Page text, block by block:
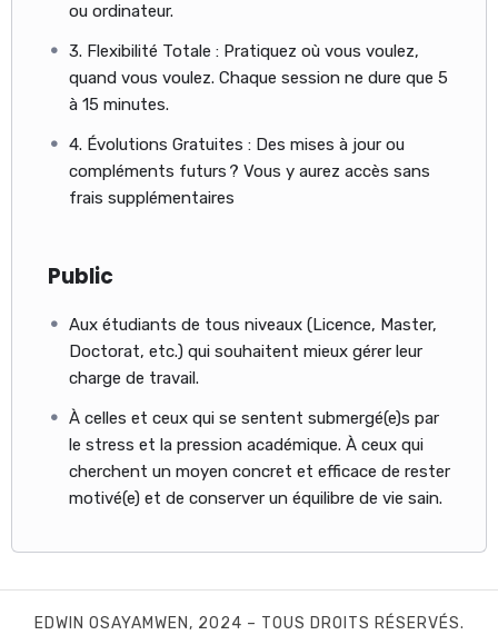
ou ordinateur.
3. Flexibilité Totale : Pratiquez où vous voulez,
quand vous voulez. Chaque session ne dure que 5
à 15 minutes.
4. Évolutions Gratuites : Des mises à jour ou
compléments futurs ? Vous y aurez accès sans
frais supplémentaires
Public
Aux étudiants de tous niveaux (Licence, Master,
Doctorat, etc.) qui souhaitent mieux gérer leur
charge de travail.
À celles et ceux qui se sentent submergé(e)s par
le stress et la pression académique. À ceux qui
cherchent un moyen concret et efficace de rester
motivé(e) et de conserver un équilibre de vie sain.
EDWIN OSAYAMWEN, 2024 – TOUS DROITS RÉSERVÉS.